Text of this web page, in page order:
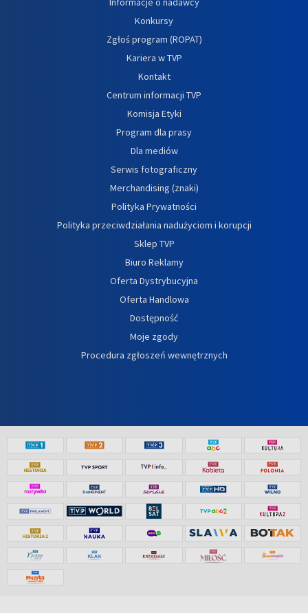
Konkursy
Zgłoś program (ROPAT)
Kariera w TVP
Kontakt
Centrum informacji TVP
Komisja Etyki
Program dla prasy
Dla mediów
Serwis fotograficzny
Merchandising (znaki)
Polityka Prywatności
Polityka przeciwdziałania nadużyciom i korupcji
Sklep TVP
Biuro Reklamy
Oferta Dystrybucyjna
Oferta Handlowa
Dostępność
Moje zgody
Procedura zgłoszeń wewnętrznych